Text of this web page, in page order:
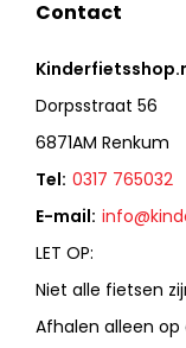
Contact
Dorpsstraat 56
6871AM Renkum
Tel: 0317 765032
E-mail:
LET OP:
Niet alle fietsen
Afhalen alleen op